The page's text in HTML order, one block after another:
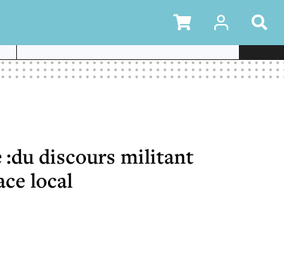
:du discours militant
local